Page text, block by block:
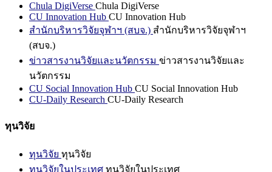
Chula DigiVerse Chula DigiVerse
CU Innovation Hub CU Innovation Hub
สำนักบริหารวิจัยจุฬาฯ (สบจ.) สำนักบริหารวิจัยจุฬาฯ
(สบจ.)
ข่าวสารงานวิจัยและนวัตกรรม ข่าวสารงานวิจัยและ
นวัตกรรม
CU Social Innovation Hub CU Social Innovation Hub
CU-Daily Research CU-Daily Research
ทุนวิจัย
ทุนวิจัย ทุนวิจัย
ทุนวิจัยในประเทศ ทุนวิจัยในประเทศ